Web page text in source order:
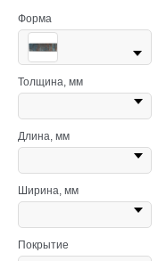
Форма
Толщина, мм
Длина, мм
Ширина, мм
Покрытие